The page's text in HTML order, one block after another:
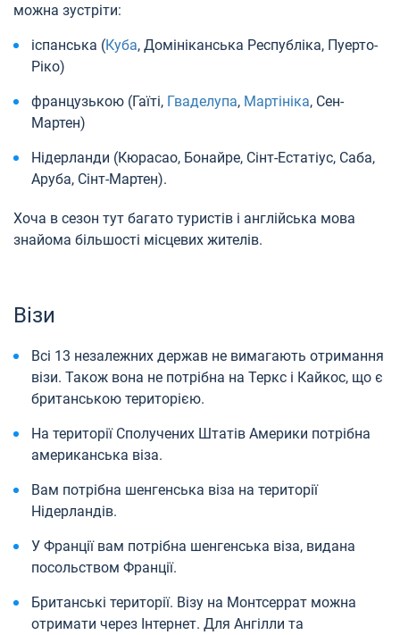
можна зустріти:
іспанська (Куба, Домініканська Республіка, Пуерто-
Ріко)
французькою (Гаїті, Гваделупа, Мартініка, Сен-
Мартен)
Нідерланди (Кюрасао, Бонайре, Сінт-Естатіус, Саба,
Аруба, Сінт-Мартен).
Хоча в сезон тут багато туристів і англійська мова
знайома більшості місцевих жителів.
Візи
Всі 13 незалежних держав не вимагають отримання
візи. Також вона не потрібна на Теркс і Кайкос, що є
британською територією.
На території Сполучених Штатів Америки потрібна
американська віза.
Вам потрібна шенгенська віза на території
Нідерландів.
У Франції вам потрібна шенгенська віза, видана
посольством Франції.
Британські території. Візу на Монтсеррат можна
отримати через Інтернет. Для Ангілли та